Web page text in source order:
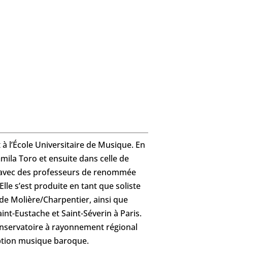
l’École Universitaire de Musique. En
Toro et ensuite dans celle de
des professeurs de renommée
s’est produite en tant que soliste
Molière/Charpentier, ainsi que
Eustache et Saint-Séverin à Paris.
à rayonnement régional
musique baroque.